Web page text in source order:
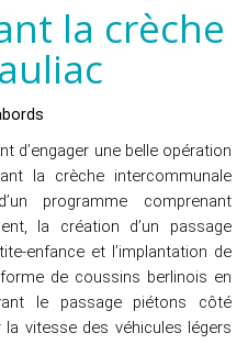
la crèche
d’engager une belle opération
la crèche intercommunale
programme comprenant
la création d’un passage
enfance et l’implantation de
de coussins berlinois en
le passage piétons côté
vitesse des véhicules légers